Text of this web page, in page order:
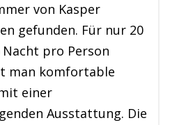
von Kasper
gefunden. Für nur 20
pro Person
man komfortable
einer
Ausstattung. Die